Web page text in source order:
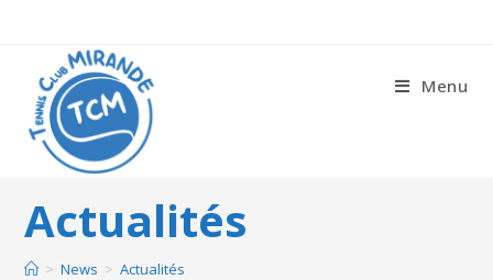
Menu
Actualités
> News > Actualités